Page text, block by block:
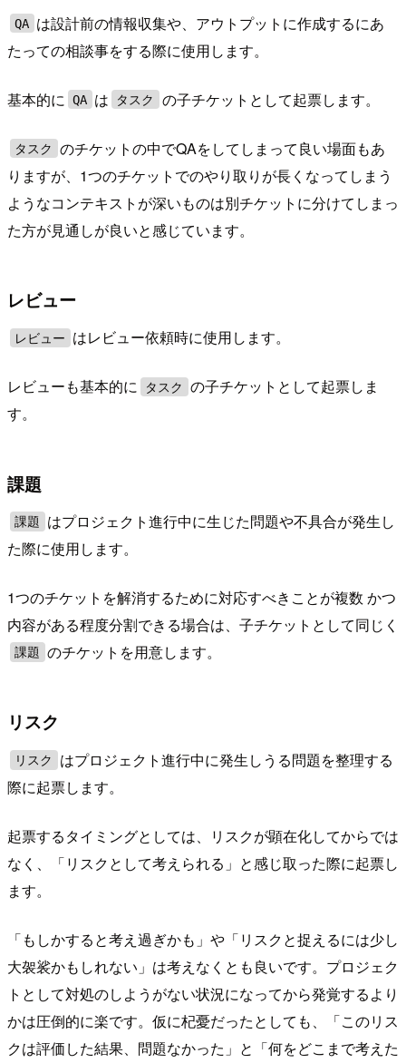
QA は設計前の情報収集や、アウトプットに作成するにあ
たっての相談事をする際に使用します。
基本的に QA は タスク の子チケットとして起票します。
タスク
のチケットの中でQAをしてしまって良い場面もあ
りますが、1つのチケットでのやり取りが長くなってしまう
ようなコンテキストが深いものは別チケットに分けてしまっ
た方が見通しが良いと感じています。
レビュー
レビュー はレビュー依頼時に使用します。
レビューも基本的に タスク
の子チケットとして起票しま
す。
課題
課題
はプロジェクト進行中に生じた問題や不具合が発生し
た際に使用します。
1つのチケットを解消するために対応すべきことが複数 かつ
内容がある程度分割できる場合は、子チケットとして同じく
課題 のチケットを用意します。
リスク
リスク
はプロジェクト進行中に発生しうる問題を整理する
際に起票します。
起票するタイミングとしては、リスクが顕在化してからでは
なく、「リスクとして考えられる」と感じ取った際に起票し
ます。
「もしかすると考え過ぎかも」や「リスクと捉えるには少し
大袈裟かもしれない」は考えなくとも良いです。プロジェク
トとして対処のしようがない状況になってから発覚するより
かは圧倒的に楽です。仮に杞憂だったとしても、「このリス
クは評価した結果、問題なかった」と「何をどこまで考えた